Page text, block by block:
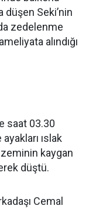
düşen Seki’nin
zedelenme
alındığı
saat 03.30
ıslak
zeminin kaygan
düştü.
Cemal